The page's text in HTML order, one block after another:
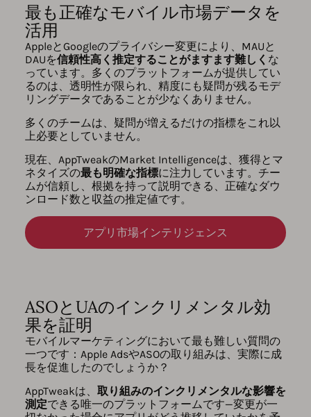
最も正確なモバイル市場データを
活用
AppleとGoogleのプライバシー変更により、MAUと
DAUを信頼性高く推定することがますます難しく な
っています。多くのプラットフォームが提供してい
るのは、透明性が限られ、精度にも疑問が残るモデ
リングデータであることが少なくありません。
多くのチームは、疑問が増えるだけの指標をこれ以
上必要としていません。
現在、AppTweakのMarket Intelligenceは、獲得とマ
ネタイズの最も明確な指標に注力しています。チー
ムが信頼し、根拠を持って説明できる、正確なダウ
ンロード数と収益の推定値です。
アプリ市場インテリジェンス
ASOとUAのインクリメンタル効
果を証明
モバイルマーケティングにおいて最も難しい質問の
一つです：Apple AdsやASOの取り組みは、実際に成
長を促進したのでしょうか？
AppTweakは、 取り組みのインクリメンタルな影響を
測定できる唯一のプラットフォームです—変更が一